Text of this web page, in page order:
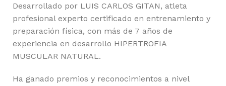
Desarrollado por LUIS CARLOS GITAN, atleta
profesional experto certificado en entrenamiento y
preparación física, con más de 7 años de
experiencia en desarrollo HIPERTROFIA
MUSCULAR NATURAL.
Ha ganado premios y reconocimientos a nivel